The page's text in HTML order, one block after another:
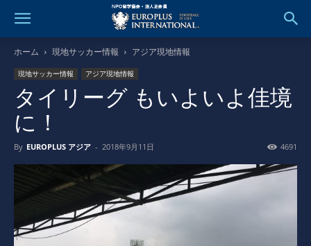
ホーム 現地サッカー情報 アジア現地情報
現地サッカー情報 アジア現地情報
タイリーグ もいよいよ佳境
に！
By EUROPLUS アジア - 2018年9月11日 4691